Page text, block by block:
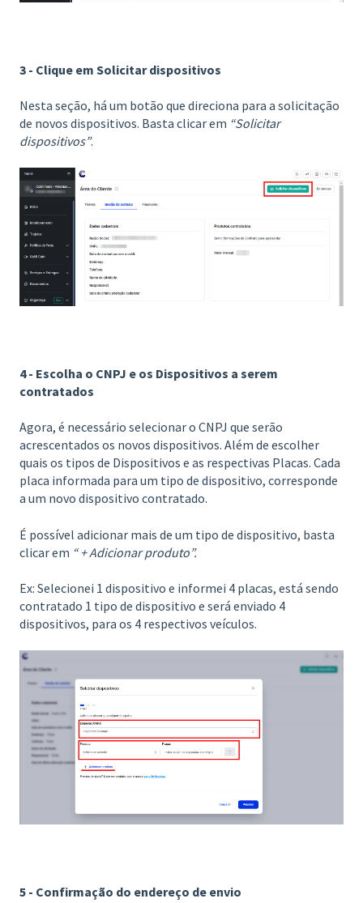
3 - Clique em Solicitar dispositivos
Nesta seção, há um botão que direciona para a solicitação
de novos dispositivos. Basta clicar em “Solicitar
dispositivos”.
4 - Escolha o CNPJ e os Dispositivos a serem
contratados
Agora, é necessário selecionar o CNPJ que serão
acrescentados os novos dispositivos. Além de escolher
quais os tipos de Dispositivos e as respectivas Placas. Cada
placa informada para um tipo de dispositivo, corresponde
a um novo dispositivo contratado.
É possível adicionar mais de um tipo de dispositivo, basta
clicar em “ + Adicionar produto”.
Ex: Selecionei 1 dispositivo e informei 4 placas, está sendo
contratado 1 tipo de dispositivo e será enviado 4
dispositivos, para os 4 respectivos veículos.
5 - Confirmação do endereço de envio